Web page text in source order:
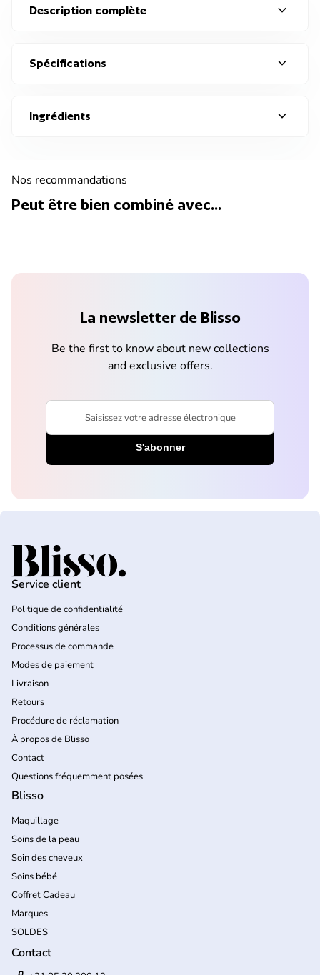
Description complète expand_more
Spécifications expand_more
Ingrédients expand_more
Nos recommandations
Peut être bien combiné avec...
La newsletter de Blisso
Be the first to know about new collections
and exclusive offers.
Saisissez votre adresse électronique
Accueil
Service client
Politique de confidentialité
Conditions générales
Processus de commande
Modes de paiement
Livraison
Retours
Procédure de réclamation
À propos de Blisso
Contact
Questions fréquemment posées
Blisso
Maquillage
Soins de la peau
Soin des cheveux
Soins bébé
Coffret Cadeau
Marques
SOLDES
Contact